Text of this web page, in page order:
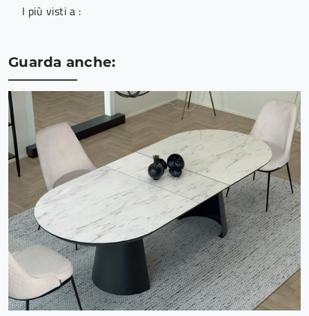
I più visti a :
Guarda anche: